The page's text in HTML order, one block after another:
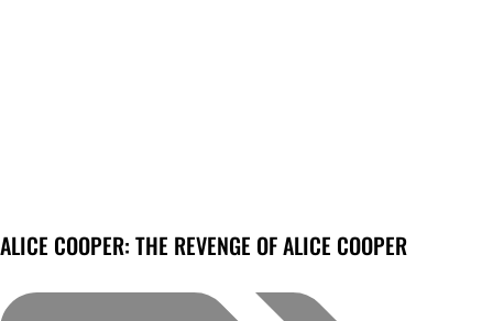
ALICE COOPER: THE REVENGE OF ALICE COOPER